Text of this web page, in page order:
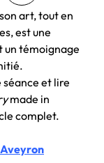
art, tout en
est une
un témoignage
séance et lire
made in
complet.